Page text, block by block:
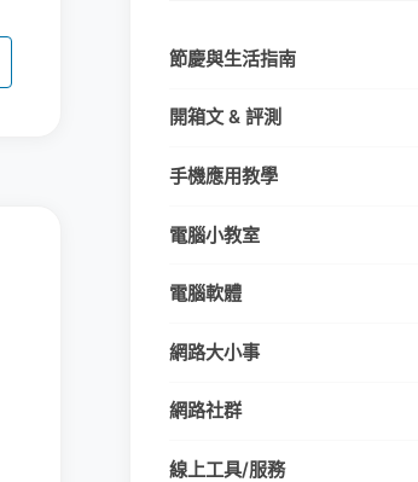
節慶與生活指南
開箱文 & 評測
手機應用教學
電腦小教室
電腦軟體
網路大小事
網路社群
線上工具/服務